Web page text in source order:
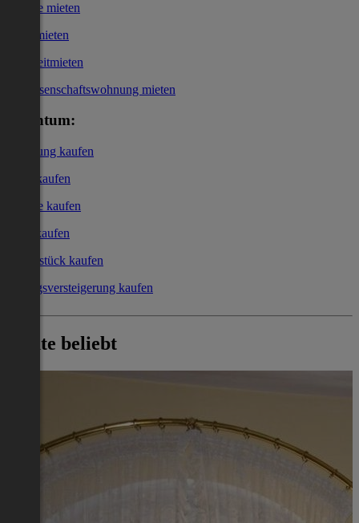
Garage mieten
Büro mieten
Kurzzeitmieten
Genossenschaftswohnung mieten
Eigentum:
Wohnung kaufen
Haus kaufen
Garage kaufen
Büro kaufen
Grundstück kaufen
Zwangsversteigerung kaufen
Heute beliebt